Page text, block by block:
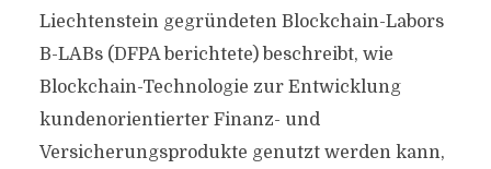
Liechtenstein gegründeten Blockchain-Labors
B-LABs (DFPA berichtete) beschreibt, wie
Blockchain-Technologie zur Entwicklung
kundenorientierter Finanz- und
Versicherungsprodukte genutzt werden kann,